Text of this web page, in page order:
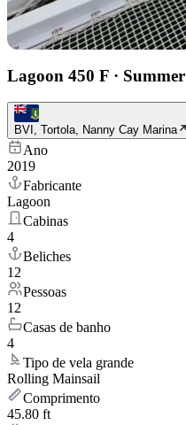
Lagoon 450 F · Summer
BVI, Tortola, Nanny Cay Marina
Ano
2019
Fabricante
Lagoon
Cabinas
4
Beliches
12
Pessoas
12
Casas de banho
4
Tipo de vela grande
Rolling Mainsail
Comprimento
45.80 ft